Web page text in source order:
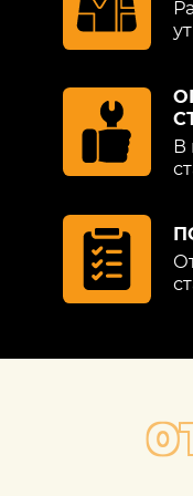
выше.
Все
повреждения
вмятин Ford
зачисткой
сложными
на высоком
предлагают в
В